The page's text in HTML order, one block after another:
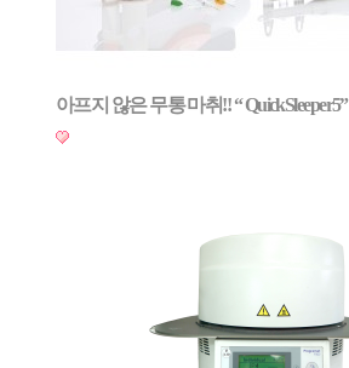
아프지 않은 무통 마취!! “ QuickSleeper5”